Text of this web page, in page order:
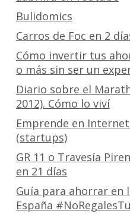
Bulidomics
Carros de Foc en 2
Cómo invertir tus
o más sin ser un
Diario sobre el
2012). Cómo lo viví
Emprende en
(startups)
GR 11 o Travesía
en 21 días
Guía para ahorrar
España